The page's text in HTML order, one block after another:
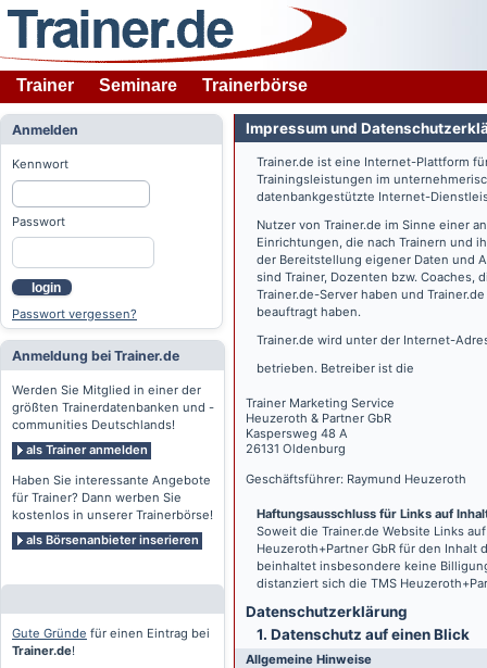
Trainer Seminare Trainerbörse
Anmelden
Kennwort
Passwort
login
Passwort vergessen?
Anmeldung bei Trainer.de
Werden Sie Mitglied in einer der
größten Trainerdatenbanken und -
communities Deutschlands!
als Trainer anmelden
Haben Sie interessante Angebote
für Trainer? Dann werben Sie
kostenlos in unserer Trainerbörse!
als Börsenanbieter inserieren
Gute Gründe für einen Eintrag bei
Trainer.de!
Impressum und
Trainer.de ist eine Internet-Plattform
Trainingsleistungen im
datenbankgestützte Internet-
Nutzer von Trainer.de im Sinne einer
Einrichtungen, die nach Trainern und
der Bereitstellung eigener Daten und
sind Trainer, Dozenten bzw.
Trainer.de-Server haben und Trainer.de
beauftragt haben.
Trainer.de wird unter der Internet-
betrieben. Betreiber ist die
Trainer Marketing Service
Heuzeroth & Partner GbR
Kaspersweg 48 A
26131 Oldenburg
Geschäftsführer: Raymund Heuzeroth
Haftungsausschluss für Links auf
Soweit die Trainer.de Website Links
Heuzeroth+Partner GbR für den Inhalt
beinhaltet insbesondere keine
distanziert sich die TMS
Datenschutz­erklärung
1. Datenschutz auf einen Blick
Allgemeine Hinweise